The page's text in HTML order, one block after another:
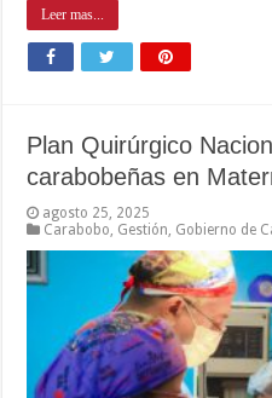
Leer mas...
Plan Quirúrgico
carabobeñas en
agosto 25, 2025
Carabobo Gestión Gobierno de